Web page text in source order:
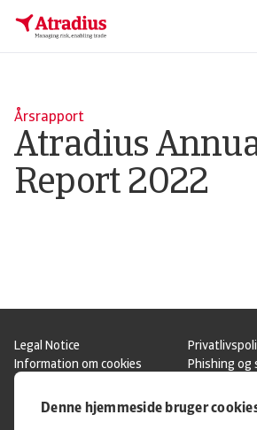
Denne hjemmeside bruger
Årsrapport
Atradius
Report 2022
Legal Notice
Information om cookies
Phishing og
Driftstatus